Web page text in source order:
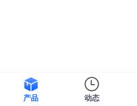
产品 动态